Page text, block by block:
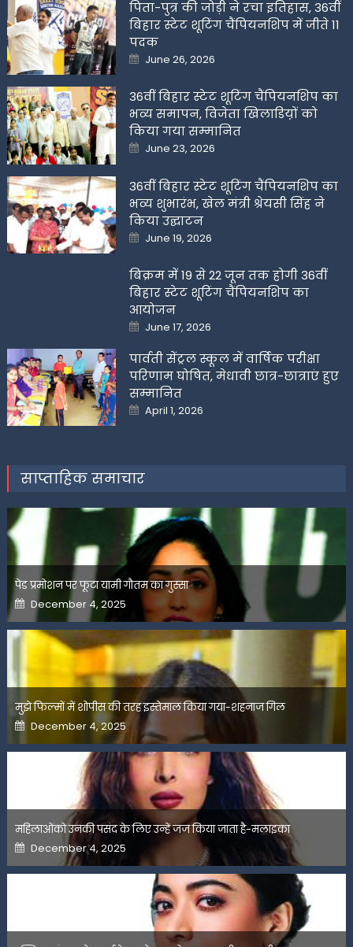
पिता-पुत्र की जोड़ी ने रचा इतिहास, 36वीं
बिहार स्टेट शूटिंग चैंपियनशिप में जीते 11
पदक
Posted
on
June 26, 2026
36वीं बिहार स्टेट शूटिंग चैंपियनशिप का
भव्य समापन, विजेता खिलाडिय़ों को
किया गया सम्मानित
Posted
on
June 23, 2026
36वीं बिहार स्टेट शूटिंग चैंपियनशिप का
भव्य शुभारंभ, खेल मंत्री श्रेयसी सिंह ने
किया उद्घाटन
Posted
on
June 19, 2026
बिक्रम में 19 से 22 जून तक होगी 36वीं
बिहार स्टेट शूटिंग चैंपियनशिप का
आयोजन
Posted
on
June 17, 2026
पार्वती सेंट्रल स्कूल में वार्षिक परीक्षा
परिणाम घोषित, मेधावी छात्र-छात्राएं हुए
सम्मानित
Posted
on
April 1, 2026
साप्ताहिक समाचार
पेड प्रमोशन पर फूटा यामी गौतम का गुस्सा
Posted
on
December 4, 2025
मुझे फिल्मों में शोपीस की तरह इस्तेमाल किया गया-शहनाज गिल
Posted
on
December 4, 2025
महिलाओंको उनकी पसंद के लिए उन्हें जज किया जाता है-मलाइका
Posted
on
December 4, 2025